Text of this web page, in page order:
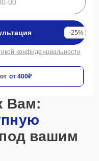
-25%
конфиденциальности
от 400₽
Вам:
под вашим